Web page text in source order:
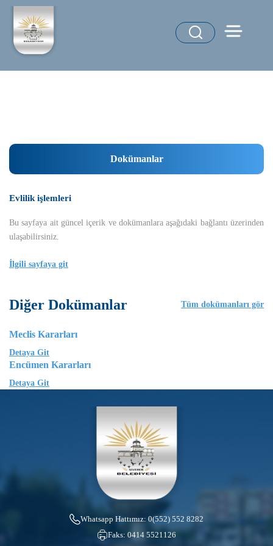
Dokümanlar
Evlilik işlemleri
Bu sayfaya ait güncel içerik ve dokümanlara aşağıdaki bağlantı üzerinden
ulaşabilirsiniz.
İlgili sayfaya git
Diğer Dokümanlar Tüm dokümanları gör
Meclis Kararları
Detaya Git
Encümen Kararları
Detaya Git
Whatsapp Hattımız: 0(552) 552 8282
Faks: 0414 5521126